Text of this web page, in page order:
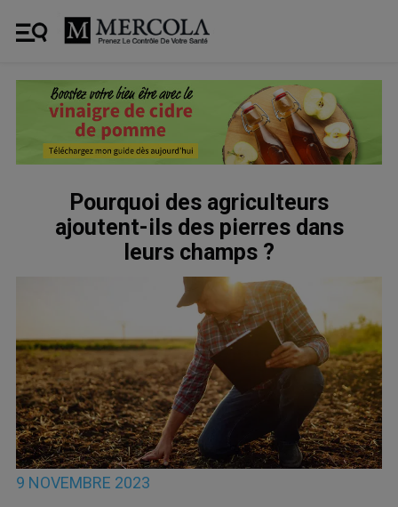
Pourquoi des agriculteurs
ajoutent-ils des pierres dans
leurs champs ?
9 NOVEMBRE 2023